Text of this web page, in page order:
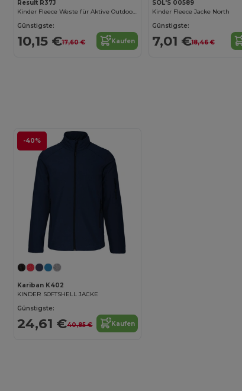
Result R37J
Kinder Fleece Weste für Aktive Outdoor Abenteuer
Günstigste:
10,15 €17,60 € Kaufen
SOL'S 00589
Kinder Fleece Jacke North
Günstigste:
7,01 €18,46 €
-40%
Kariban K402
KINDER SOFTSHELL JACKE
Günstigste:
24,61 €40,85 € Kaufen